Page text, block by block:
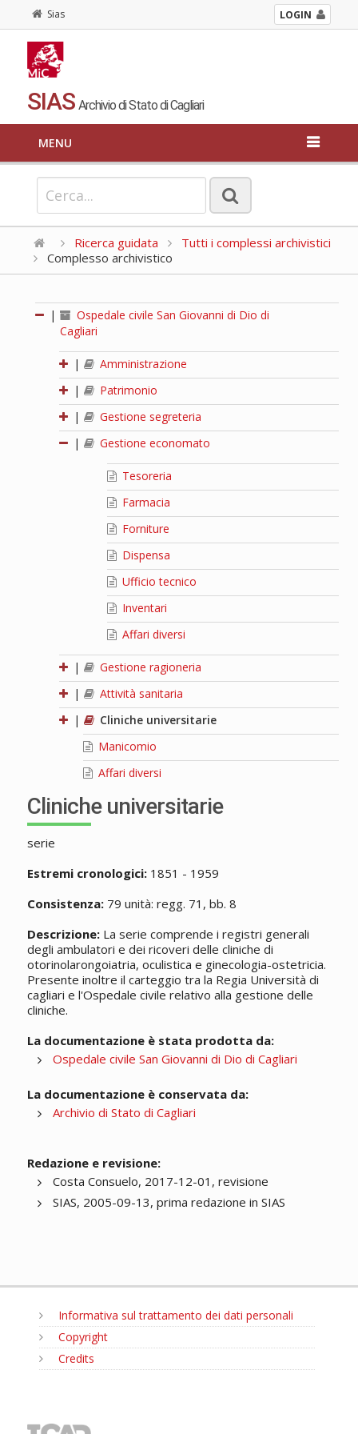
Sias LOGIN
SIAS Archivio di Stato di Cagliari
MENU
Ricerca guidata
Tutti i complessi archivistici
Complesso archivistico
|
Ospedale civile San Giovanni di Dio di
Cagliari
|
Amministrazione
|
Patrimonio
|
Gestione segreteria
|
Gestione economato
Tesoreria
Farmacia
Forniture
Dispensa
Ufficio tecnico
Inventari
Affari diversi
|
Gestione ragioneria
|
Attività sanitaria
|
Cliniche universitarie
Manicomio
Affari diversi
Cliniche universitarie
serie
Estremi cronologici:1851 - 1959
Consistenza:79 unità: regg. 71, bb. 8
Descrizione:La serie comprende i registri generali
degli ambulatori e dei ricoveri delle cliniche di
otorinolarongoiatria, oculistica e ginecologia-ostetricia.
Presente inoltre il carteggio tra la Regia Università di
cagliari e l'Ospedale civile relativo alla gestione delle
cliniche.
La documentazione è stata prodotta da:
Ospedale civile San Giovanni di Dio di Cagliari
La documentazione è conservata da:
Archivio di Stato di Cagliari
Redazione e revisione:
Costa Consuelo, 2017-12-01, revisione
SIAS, 2005-09-13, prima redazione in SIAS
Informativa sul trattamento dei dati personali
Copyright
Credits